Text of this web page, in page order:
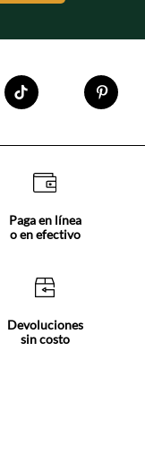
Paga en línea
o en efectivo
Devoluciones
sin costo